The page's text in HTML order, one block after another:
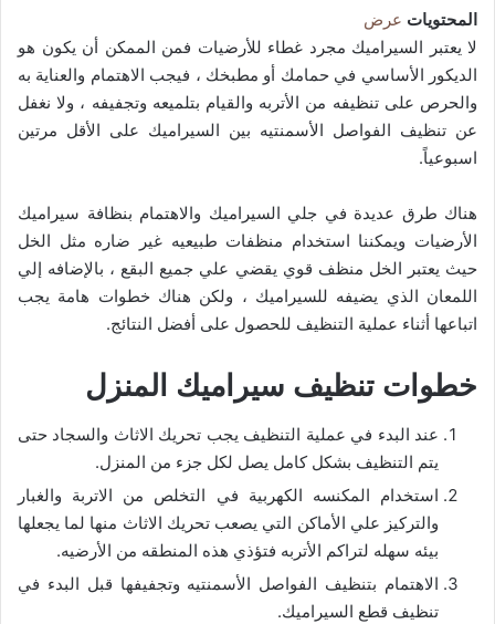
المحتويات عرض
لا يعتبر السيراميك مجرد غطاء للأرضيات فمن الممكن أن يكون هو
الديكور الأساسي في حمامك أو مطبخك ، فيجب الاهتمام والعناية به
والحرص على تنظيفه من الأتربه والقيام بتلميعه وتجفيفه ، ولا نغفل
عن تنظيف الفواصل الأسمنتيه بين السيراميك على الأقل مرتين
اسبوعياً.
هناك طرق عديدة في جلي السيراميك والاهتمام بنظافة سيراميك
الأرضيات ويمكننا استخدام منظفات طبيعيه غير ضاره مثل الخل
حيث يعتبر الخل منظف قوي يقضي علي جميع البقع ، بالإضافه إلي
اللمعان الذي يضيفه للسيراميك ، ولكن هناك خطوات هامة يجب
اتباعها أثناء عملية التنظيف للحصول على أفضل النتائج.
خطوات تنظيف سيراميك المنزل
عند البدء في عملية التنظيف يجب تحريك الاثاث والسجاد حتى
يتم التنظيف بشكل كامل يصل لكل جزء من المنزل.
استخدام المكنسه الكهربية في التخلص من الاتربة والغبار
والتركيز علي الأماكن التي يصعب تحريك الاثاث منها لما يجعلها
بيئه سهله لتراكم الأتربه فتؤذي هذه المنطقه من الأرضيه.
الاهتمام بتنظيف الفواصل الأسمنتيه وتجفيفها قبل البدء في
تنظيف قطع السيراميك.